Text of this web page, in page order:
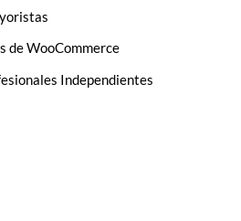
de WooCommerce
Independientes